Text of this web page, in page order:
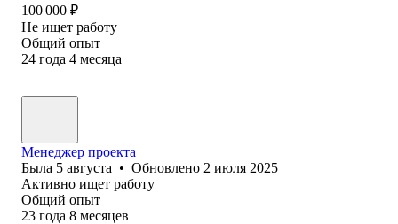
100 000 ₽
Не ищет работу
Общий опыт
24 года 4 месяца
Менеджер проекта
Была 5 августа • Обновлено 2 июля 2025
Активно ищет работу
Общий опыт
23 года 8 месяцев